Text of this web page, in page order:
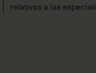
relativas a las